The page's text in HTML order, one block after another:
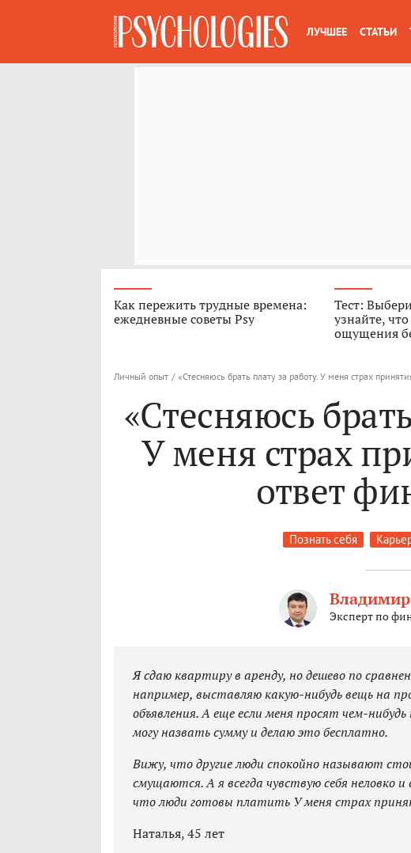
ЛУЧШЕЕ СТАТЬИ
Как пережить трудные времена:
ежедневные советы Psy
Тест:
узнайте,
ощущения
Личный опыт / «Стесняюсь брать плату за работу. У меня страх
«Стесняюсь
У меня страх
ответ
Познать себя
Эксперт по
Я сдаю квартиру в аренду, но дешево по
например, выставляю какую-нибудь вещь на
объявления. А еще если меня просят чем-
могу назвать сумму и делаю это бесплатно.
Вижу, что другие люди спокойно называют
смущаются. А я всегда чувствую себя неловко
что люди готовы платить У меня страх
Наталья, 45 лет